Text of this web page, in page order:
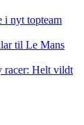
nyt topteam
til Le Mans
racer: Helt vildt